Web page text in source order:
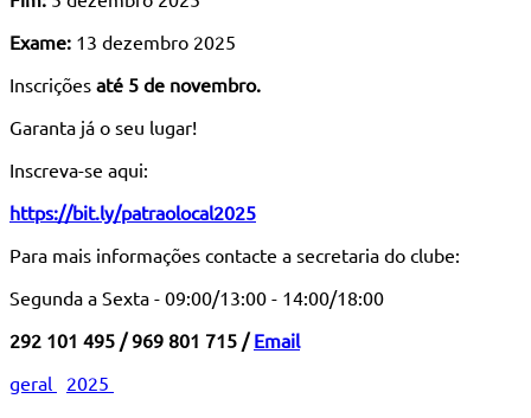
Exame: 13 dezembro 2025
Inscrições até 5 de novembro.
Garanta já o seu lugar!
Inscreva-se aqui:
https://bit.ly/patraolocal2025
Para mais informações contacte a secretaria do clube:
Segunda a Sexta - 09:00/13:00 - 14:00/18:00
292 101 495 / 969 801 715 /Email
geral
2025